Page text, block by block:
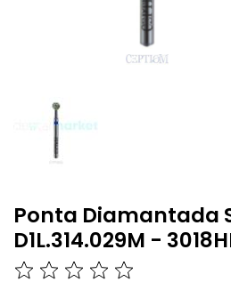
Ponta Diamantada
D1L.314.029M -